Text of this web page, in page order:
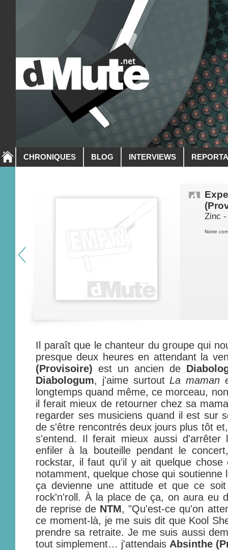
CHRONIQUES BLOG INTERVIEWS
Zinc -
Notre
Il paraît que le chanteur du groupe qui
presque deux heures en attendant la
(Provisoire) est un ancien de
Diabologum, j'aime surtout La maman
longtemps quand même, ce morceau,
il ferait mieux de retourner chez sa
regarder ses musiciens quand il est sur
de s'être rencontrés deux jours plus tôt
s'entend. Il ferait mieux aussi d'arrêter
enfiler à la bouteille pendant le
rockstar, il faut qu'il y ait quelque
notamment, quelque chose qui soutienne
ça devienne une attitude et que ce soit
rock'n'roll. À la place de ça, on aura eu
de reprise de NTM, "Qu'est-ce qu'on
ce moment-là, je me suis dit que Kool
prendre sa retraite. Je me suis aussi
tout simplement… j'attendais Absinthe